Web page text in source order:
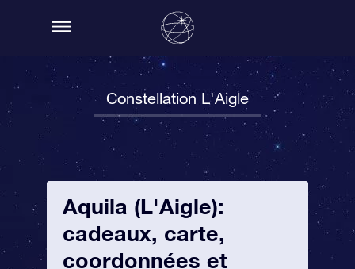
Constellation L'Aigle
Aquila (L'Aigle):
cadeaux, carte,
coordonnées et